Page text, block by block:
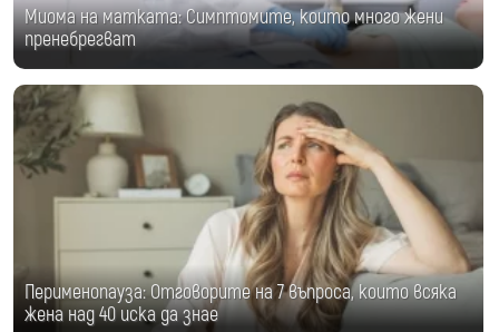
Миома на матката: Симптомите, които много жени
пренебрегват
Перименопауза: Отговорите на 7 въпроса, които всяка
жена над 40 иска да знае